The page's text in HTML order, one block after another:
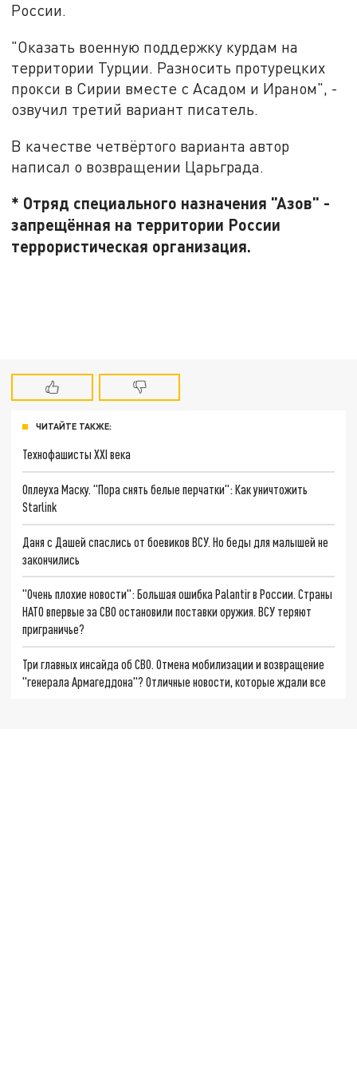
России.
"Оказать военную поддержку курдам на
территории Турции. Разносить протурецких
прокси в Сирии вместе с Асадом и Ираном", -
озвучил третий вариант писатель.
В качестве четвёртого варианта автор
написал о возвращении Царьграда.
* Отряд специального назначения "Азов" -
запрещённая на территории России
террористическая организация.
ЧИТАЙТЕ ТАКЖЕ:
Технофашисты XXI века
Оплеуха Маску. "Пора снять белые перчатки": Как уничтожить
Starlink
Даня с Дашей спаслись от боевиков ВСУ. Но беды для малышей не
закончились
"Очень плохие новости": Большая ошибка Palantir в России. Страны
НАТО впервые за СВО остановили поставки оружия. ВСУ теряют
приграничье?
Три главных инсайда об СВО. Отмена мобилизации и возвращение
"генерала Армагеддона"? Отличные новости, которые ждали все